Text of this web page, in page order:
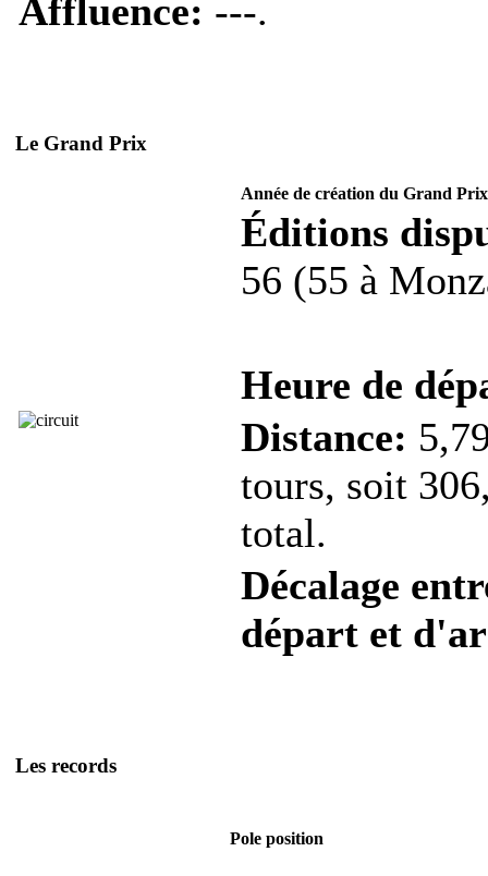
Affluence: ---.
Le Grand Prix
Année de création du Grand
Éditions
56 (55 à
Heure de
Distance:
tours, soit
total.
Décalage
départ et
Les records
Pole position